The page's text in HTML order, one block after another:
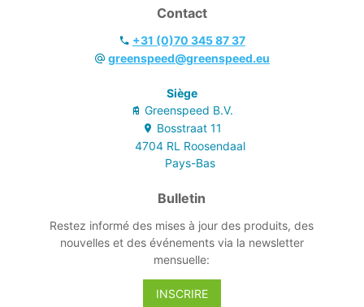
Contact
+31 (0)70 345 87 37
greenspeed@greenspeed.eu
Siège
Greenspeed B.V.
Bosstraat 11
4704 RL Roosendaal
Pays-Bas
Bulletin
Restez informé des mises à jour des produits, des
nouvelles et des événements via la newsletter
mensuelle:
INSCRIRE